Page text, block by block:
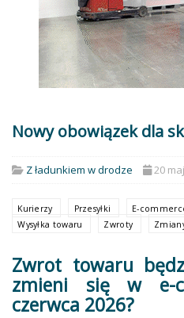
Nowy obowiązek dla
Z ładunkiem w drodze 20
Kurierzy Przesyłki E-
Wysyłka towaru
Zwroty
Zwrot towaru
zmieni się w e-
czerwca 2026?